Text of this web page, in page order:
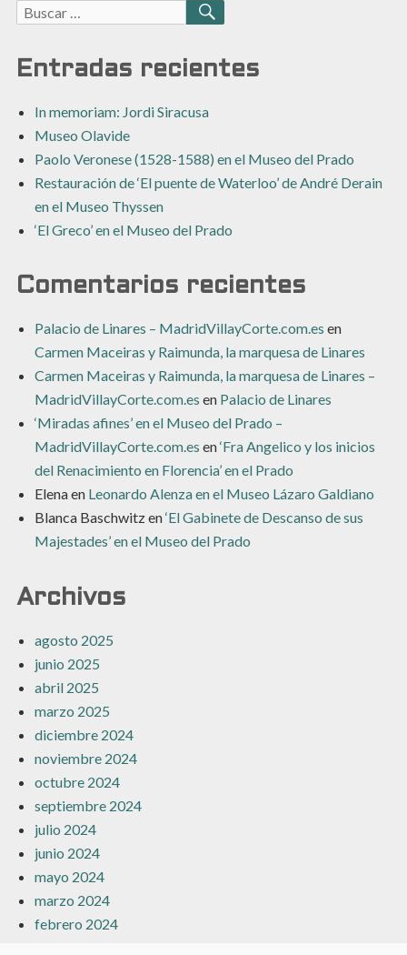
Buscar:
BUSCAR
Entradas recientes
In memoriam: Jordi Siracusa
Museo Olavide
Paolo Veronese (1528-1588) en el Museo del Prado
Restauración de ‘El puente de Waterloo’ de André Derain
en el Museo Thyssen
‘El Greco’ en el Museo del Prado
Comentarios recientes
Palacio de Linares – MadridVillayCorte.com.es en
Carmen Maceiras y Raimunda, la marquesa de Linares
Carmen Maceiras y Raimunda, la marquesa de Linares –
MadridVillayCorte.com.es en Palacio de Linares
‘Miradas afines’ en el Museo del Prado –
MadridVillayCorte.com.es en‘Fra Angelico y los inicios
del Renacimiento en Florencia’ en el Prado
Elenaen Leonardo Alenza en el Museo Lázaro Galdiano
Blanca Baschwitzen‘El Gabinete de Descanso de sus
Majestades’ en el Museo del Prado
Archivos
agosto 2025
junio 2025
abril 2025
marzo 2025
diciembre 2024
noviembre 2024
octubre 2024
septiembre 2024
julio 2024
junio 2024
mayo 2024
marzo 2024
febrero 2024